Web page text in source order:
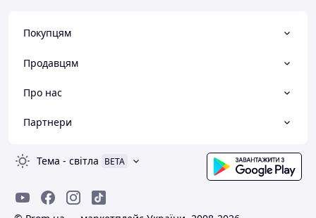
Покупцям
Продавцям
Про нас
Партнери
Тема - світла BETA